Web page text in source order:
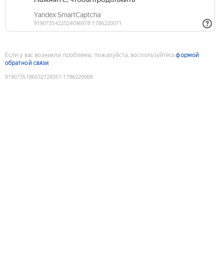
Если у вас возникли проблемы, пожалуйста, воспользуйтесьформой
обратной связи
9190735186032728351 :1786220068